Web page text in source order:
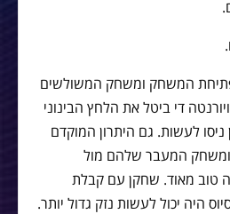
המשחק ומשחק המשולשים
די ביטל את הלחץ הבינוני
לעשות. גם היתרון המוקדם
המעבר שלהם מול
טוב מאוד. שחקן עם קבלת
היה יכול לעשות נזק גדול יותר.